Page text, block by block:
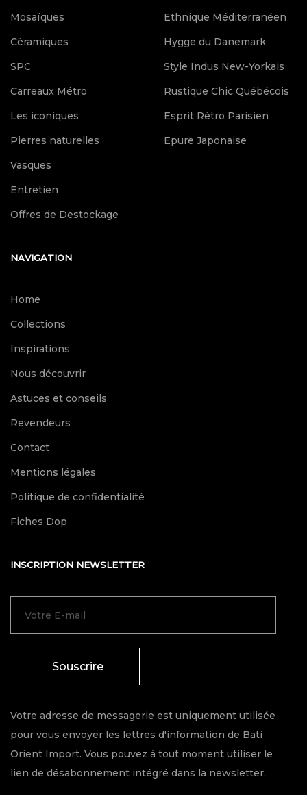
Mosaïques
Céramiques
SPC
Carreaux Métro
Les iconiques
Pierres naturelles
Vasques
Entretien
Offres de Destockage
Ethnique Méditerranéen
Hygge du Danemark
Style Indus New-Yorkais
Rustique Chic Québécois
Esprit Rétro Parisien
Epure Japonaise
NAVIGATION
Home
Collections
Inspirations
Nous découvrir
Astuces et conseils
Revendeurs
Contact
Mentions légales
Politique de confidentialité
Fiches Dop
INSCRIPTION NEWSLETTER
Souscrire
Votre adresse de messagerie est uniquement utilisée
pour vous envoyer les lettres d'information de Bati
Orient Import. Vous pouvez à tout moment utiliser le
lien de désabonnement intégré dans la newsletter.